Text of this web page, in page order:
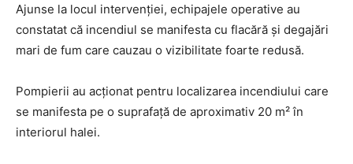
Ajunse la locul intervenției, echipajele operative au
constatat că incendiul se manifesta cu flacără și degajări
mari de fum care cauzau o vizibilitate foarte redusă.
Pompierii au acționat pentru localizarea incendiului care
se manifesta pe o suprafață de aproximativ 20 m² în
interiorul halei.